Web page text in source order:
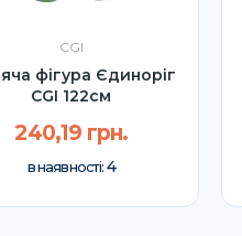
CGI
фігура Єдиноріг
CGI 122см
240,19 грн.
в наявності: 4